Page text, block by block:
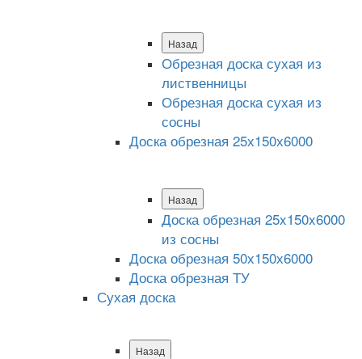
Назад
Обрезная доска сухая из
лиственницы
Обрезная доска сухая из
сосны
Доска обрезная 25х150х6000
Назад
Доска обрезная 25x150x6000
из сосны
Доска обрезная 50х150х6000
Доска обрезная ТУ
Сухая доска
Назад